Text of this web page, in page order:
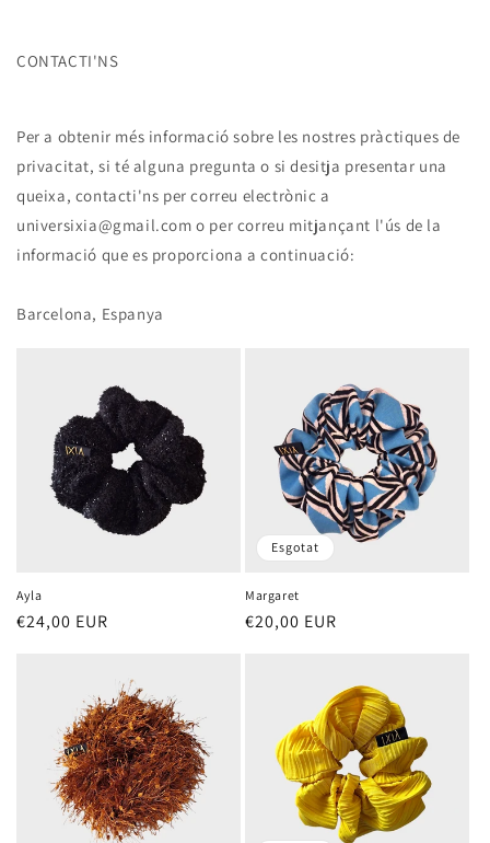
CONTACTI'NS
Per a obtenir més informació sobre les nostres pràctiques de
privacitat, si té alguna pregunta o si desitja presentar una
queixa, contacti'ns per correu electrònic a
universixia@gmail.com o per correu mitjançant l'ús de la
informació que es proporciona a continuació:
Barcelona, Espanya
Ayla
Preu
€24,00 EUR
Esgotat
Margaret
Preu
€20,00 EUR